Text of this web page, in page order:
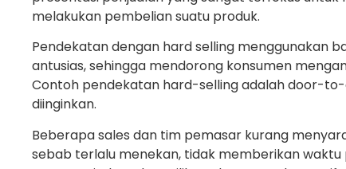
melakukan pembelian suatu produk.
Pendekatan dengan hard selling menggunakan
antusias, sehingga mendorong konsumen
Contoh pendekatan hard-selling adalah door-
diinginkan.
Beberapa sales dan tim pemasar kurang
sebab terlalu menekan, tidak memberikan